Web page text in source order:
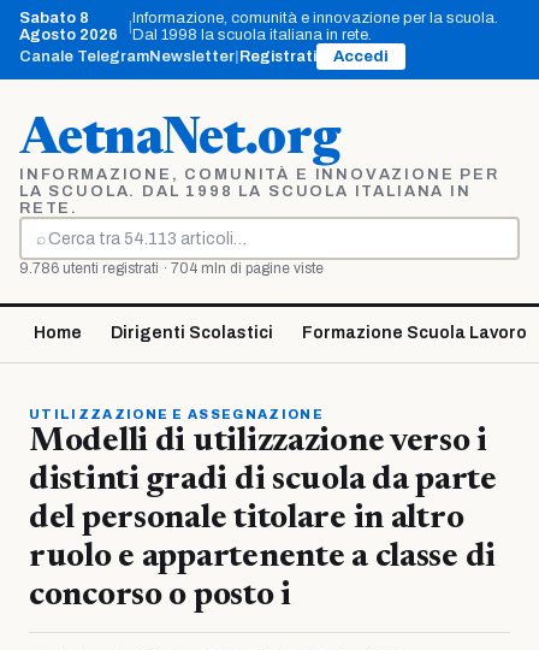
Vai
contenuto
Sabato 8
Agosto 2026
Informazione, comunità e innovazione per la scuola.
Dal 1998 la scuola italiana in rete.
Canale TelegramNewsletter Registrati Accedi
AetnaNet.org
INFORMAZIONE, COMUNITÀ E INNOVAZIONE PER
LA SCUOLA. DAL 1998 LA SCUOLA ITALIANA IN
RETE.
⌕
Cerca
9.786 utenti registrati · 704 mln di pagine viste
Home Dirigenti Scolastici Formazione Scuola Lavoro
UTILIZZAZIONE E ASSEGNAZIONE
Modelli di utilizzazione verso i
distinti gradi di scuola da parte
del personale titolare in altro
ruolo e appartenente a classe di
concorso o posto i